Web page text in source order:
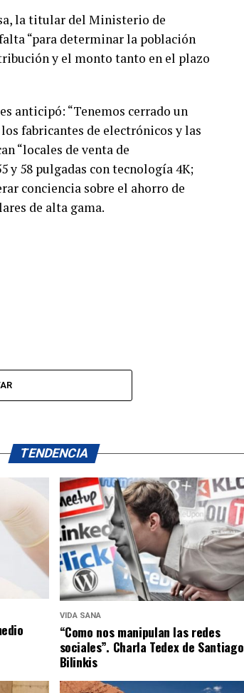
la titular del Ministerio de
“para determinar la población
y el monto tanto en el plazo
anticipó: “Tenemos cerrado un
fabricantes de electrónicos y las
“locales de venta de
y 58 pulgadas con tecnología 4K;
conciencia sobre el ahorro de
de alta gama.
TENDENCIA
VIDA SANA
“Como nos manipulan las redes
sociales”. Charla Tedex de Santiago
Bilinkis